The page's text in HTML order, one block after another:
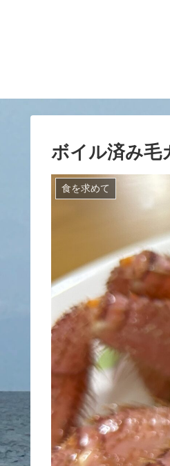
ボイル済み毛
食を求めて